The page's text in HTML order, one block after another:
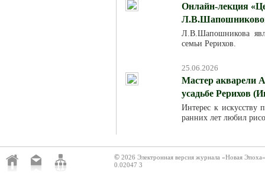
Онлайн-лекция
Л.В.Шапошникова
семьи Рерихов.
25.06.2026
Мастер акварели
усадьбе Рерихов
Интерес к искусству
ранних лет любил
© 2026 Электронная версия журнала «Новая Эпоха»
0.02047 3